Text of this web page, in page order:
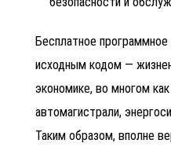
Бесплатное
исходным кодом —
экономике, во многом
автомагистрали,
Таким образом, вполне